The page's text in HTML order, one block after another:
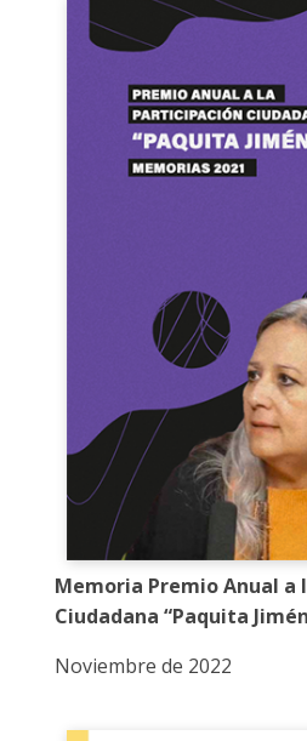
Memoria Premio Anual a
Ciudadana “Paquita
Noviembre de 2022